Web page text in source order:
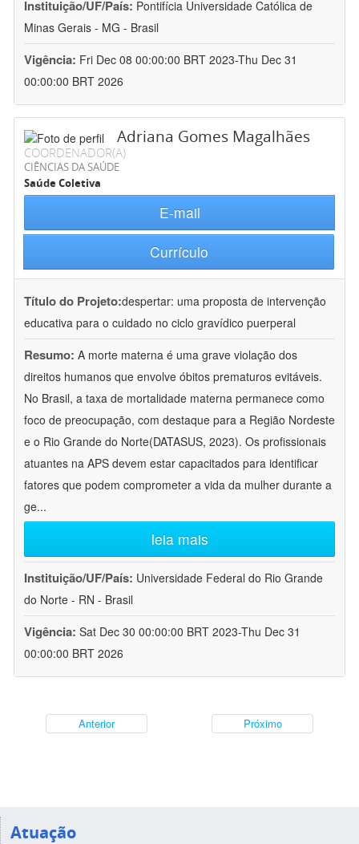
Instituição/UF/País: Pontifícia Universidade Católica de
Minas Gerais - MG - Brasil
Vigência: Fri Dec 08 00:00:00 BRT 2023-Thu Dec 31
00:00:00 BRT 2026
Adriana Gomes Magalhães
COORDENADOR(A)
CIÊNCIAS DA SAÚDE
Saúde Coletiva
E-mail
Currículo
Título do Projeto:despertar: uma proposta de intervenção
educativa para o cuidado no ciclo gravídico puerperal
Resumo: A morte materna é uma grave violação dos
direitos humanos que envolve óbitos prematuros evitáveis.
No Brasil, a taxa de mortalidade materna permanece como
foco de preocupação, com destaque para a Região Nordeste
e o Rio Grande do Norte(DATASUS, 2023). Os profissionais
atuantes na APS devem estar capacitados para identificar
fatores que podem comprometer a vida da mulher durante a
ge...
leia mais
Instituição/UF/País: Universidade Federal do Rio Grande
do Norte - RN - Brasil
Vigência: Sat Dec 30 00:00:00 BRT 2023-Thu Dec 31
00:00:00 BRT 2026
Anterior Próximo
Atuação